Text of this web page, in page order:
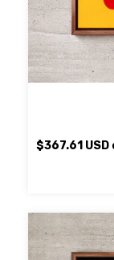
$367.61 USD